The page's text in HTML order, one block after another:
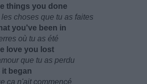
things you done
choses que tu as faites
you've been in
où tu as été
love you lost
que tu as perdu
it began
ça n'ait commencé